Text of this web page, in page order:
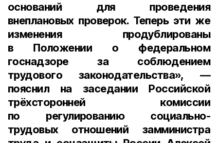
оснований для проведения
внеплановых проверок. Теперь эти же
изменения продублированы
в Положении о федеральном
госнадзоре за соблюдением
трудового законодательства», —
пояснил на заседании Российской
трёхсторонней комиссии
по регулированию социально-
трудовых отношений замминистра